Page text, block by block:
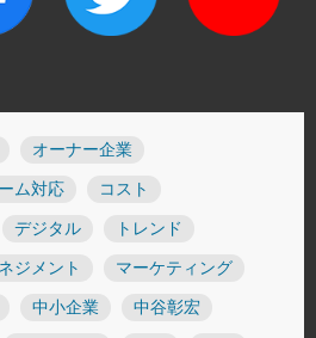
オーナー企業
ム対応 コスト
デジタル トレンド
ジメント マーケティング
中小企業 中谷彰宏